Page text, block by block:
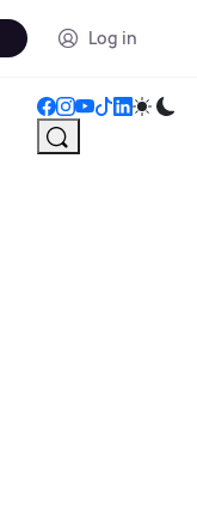
Log in